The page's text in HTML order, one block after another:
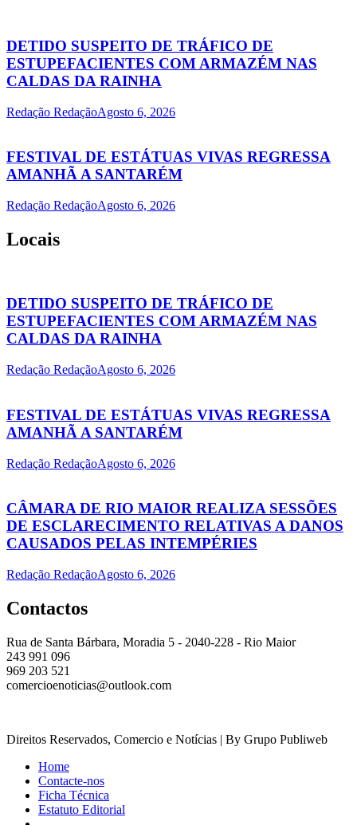
DETIDO SUSPEITO DE TRÁFICO DE
ESTUPEFACIENTES COM ARMAZÉM NAS
CALDAS DA RAINHA
Redação RedaçãoAgosto 6, 2026
FESTIVAL DE ESTÁTUAS VIVAS REGRESSA
AMANHÃ A SANTARÉM
Redação RedaçãoAgosto 6, 2026
Locais
DETIDO SUSPEITO DE TRÁFICO DE
ESTUPEFACIENTES COM ARMAZÉM NAS
CALDAS DA RAINHA
Redação RedaçãoAgosto 6, 2026
FESTIVAL DE ESTÁTUAS VIVAS REGRESSA
AMANHÃ A SANTARÉM
Redação RedaçãoAgosto 6, 2026
CÂMARA DE RIO MAIOR REALIZA SESSÕES
DE ESCLARECIMENTO RELATIVAS A DANOS
CAUSADOS PELAS INTEMPÉRIES
Redação RedaçãoAgosto 6, 2026
Contactos
Rua de Santa Bárbara, Moradia 5 - 2040-228 - Rio Maior
243 991 096
969 203 521
comercioenoticias@outlook.com
Direitos Reservados, Comercio e Notícias | By Grupo Publiweb
Home
Contacte-nos
Ficha Técnica
Estatuto Editorial